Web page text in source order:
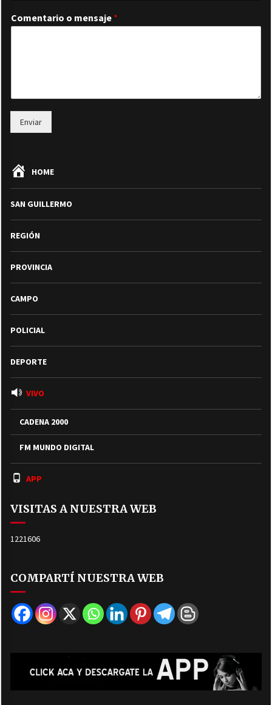
Comentario o mensaje *
Enviar
HOME
SAN GUILLERMO
REGIÓN
PROVINCIA
CAMPO
POLICIAL
DEPORTE
VIVO
CADENA 2000
FM MUNDO DIGITAL
APP
VISITAS A NUESTRA WEB
1221606
COMPARTÍ NUESTRA WEB